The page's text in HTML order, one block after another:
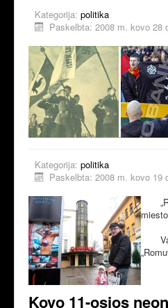
Kategorija: politika
Paskelbta: 2008 m. kovo 28
Kategorija: politika
Paskelbta: 2008 m. kovo 19
Kovo 11-osios